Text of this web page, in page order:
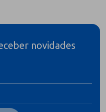
novidades